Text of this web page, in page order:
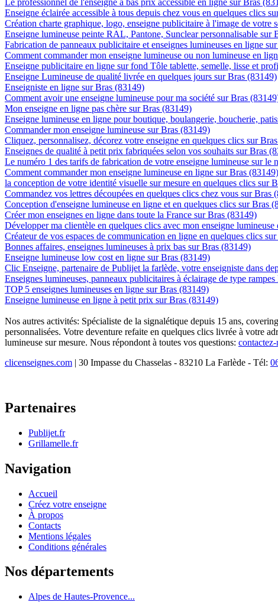
Enseigne éclairée accessible à tous depuis chez vous en quelques clics
Création charte graphique, logo, enseigne publicitaire à l'image de votre
Enseigne lumineuse peinte RAL, Pantone, Sunclear personnalisable sur
Fabrication de panneaux publicitaire et enseignes lumineuses en ligne
Comment commander mon enseigne lumineuse ou non lumineuse en
Enseigne publicitaire en ligne sur fond Tôle tablette, semelle, lisse et
Enseigne Lumineuse de qualité livrée en quelques jours sur Bras (83149)
Enseigniste en ligne sur Bras (83149)
Comment avoir une enseigne lumineuse pour ma société sur Bras
Mon enseigne en ligne pas chère sur Bras (83149)
Enseigne lumineuse en ligne pour boutique, boulangerie, boucherie,
Commander mon enseigne lumineuse sur Bras (83149)
Cliquez, personnalisez, décorez votre enseigne en quelques clics sur
Enseignes de qualité à petit prix fabriquées selon vos souhaits sur Bras
Le numéro 1 des tarifs de fabrication de votre enseigne lumineuse sur le
Comment commander mon enseigne lumineuse en ligne sur Bras (83149)
la conception de votre identité visuelle sur mesure en quelques clics sur
Commandez vos lettres découpées en quelques clics chez vous sur Bras
Conception d'enseigne lumineuse en ligne et en quelques clics sur Bras
Créer mon enseignes en ligne dans toute la France sur Bras (83149)
Développer ma clientèle en quelques clics avec mon enseigne
Créateur de vos espaces de communication en ligne en quelques clics
Bonnes affaires, enseignes lumineuses à prix bas sur Bras (83149)
Enseigne lumineuse low cost en ligne sur Bras (83149)
Clic Enseigne, partenaire de Publijet la farlède, votre enseigniste dans
Enseignes lumineuses, panneaux publicitaires à éclairage de type
TOP 5 enseignes lumineuses en ligne sur Bras (83149)
Enseigne lumineuse en ligne à petit prix sur Bras (83149)
Nos autres activités: Spécialiste de la signalétique depuis 15 ans,
personnalisées. Votre deventure refaite en quelques clics livrée à votre
lumineuse sur mesure. Nous répondont à toutes vos questions:
clicenseignes.com | 30 Impasse du Chasselas - 83210 La Farlède - Tél:
Partenaires
Publijet.fr
Grillamelle.fr
Navigation
Accueil
Créez votre enseigne
À propos
Contacts
Mentions légales
Conditions générales
Nos départements
Alpes de Hautes-Provence...